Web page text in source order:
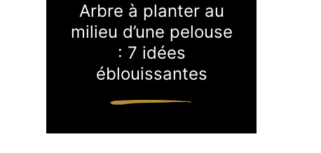
Arbre à planter au
milieu d’une pelouse
: 7 idées
éblouissantes